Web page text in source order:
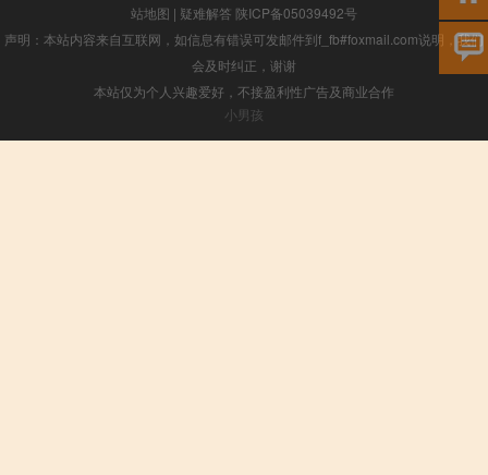
站地图 | 疑难解答 陕ICP备05039492号
声明：本站内容来自互联网，如信息有错误可发邮件到f_fb#foxmail.com说明，我们
会及时纠正，谢谢
本站仅为个人兴趣爱好，不接盈利性广告及商业合作
小男孩